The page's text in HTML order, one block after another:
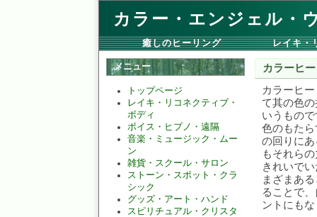
カラー・エンジェル・
癒しのヒーリング レイキ・
メニュー
トップページ
レイキ・リコネクティブ・
ボディ
ボイス・ヒプノ・遠隔
音楽・ミュージック・ムー
ン
雑貨・スクール・サロン
ストーン・スポット・クラ
シック
グッズ・アート・ハンド
スピリチュアル・クリスタ
カラーヒ
カラーヒ
て其の色
いうもの
色のもた
の回りに
もそれら
きれいで
まざまあ
ることで
ントにも